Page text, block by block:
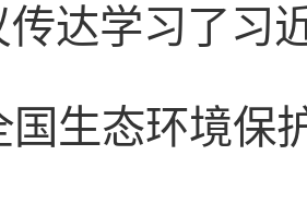
传达学习了习
国生态环境